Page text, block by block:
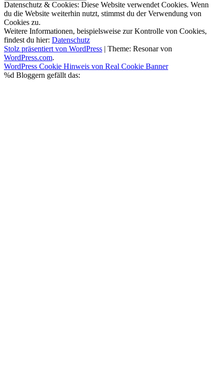
Datenschutz & Cookies: Diese Website verwendet Cookies. Wenn
du die Website weiterhin nutzt, stimmst du der Verwendung von
Cookies zu.
Weitere Informationen, beispielsweise zur Kontrolle von Cookies,
findest du hier: Datenschutz
Stolz präsentiert von WordPress | Theme: Resonar von
WordPress.com.
WordPress Cookie Hinweis von Real Cookie Banner
%d Bloggern gefällt das: